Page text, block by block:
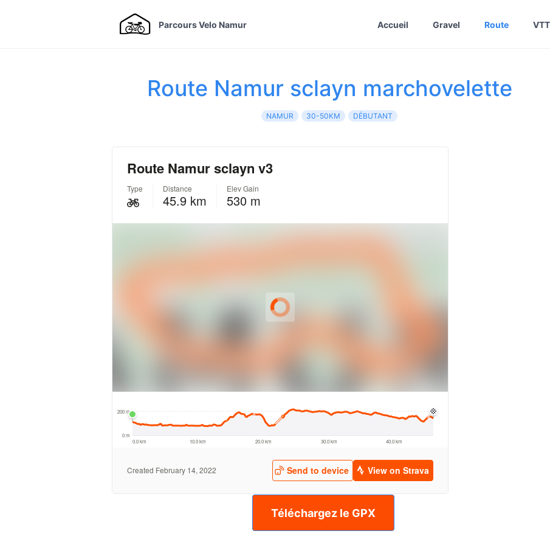
Parcours Velo Namur Accueil Gravel Route VTT
Route Namur sclayn marchovelette
NAMUR 30-50KM DÉBUTANT
Téléchargez le GPX